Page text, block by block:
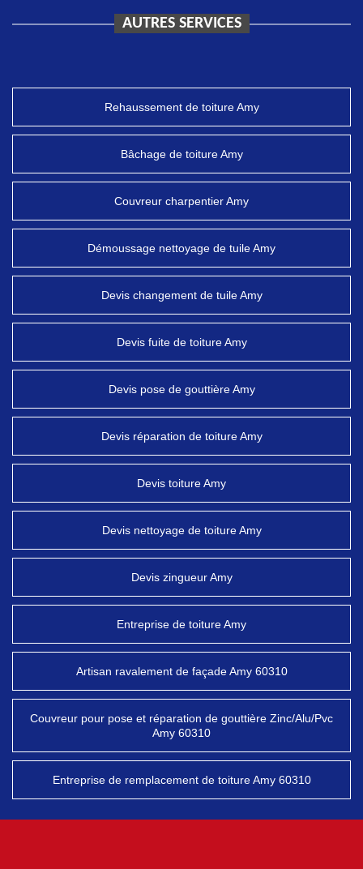
AUTRES SERVICES
Rehaussement de toiture Amy
Bâchage de toiture Amy
Couvreur charpentier Amy
Démoussage nettoyage de tuile Amy
Devis changement de tuile Amy
Devis fuite de toiture Amy
Devis pose de gouttière Amy
Devis réparation de toiture Amy
Devis toiture Amy
Devis nettoyage de toiture Amy
Devis zingueur Amy
Entreprise de toiture Amy
Artisan ravalement de façade Amy 60310
Couvreur pour pose et réparation de gouttière Zinc/Alu/Pvc
Amy 60310
Entreprise de remplacement de toiture Amy 60310